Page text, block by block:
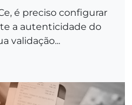
é preciso configurar
a autenticidade do
validação...